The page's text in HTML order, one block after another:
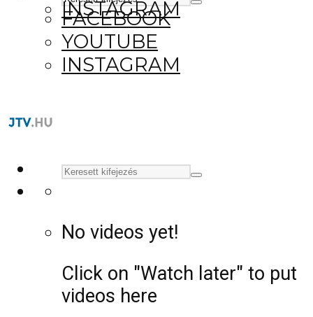
INSTAGRAM
FACEBOOK
YOUTUBE
INSTAGRAM
No videos yet!
Click on "Watch later" to put
videos here